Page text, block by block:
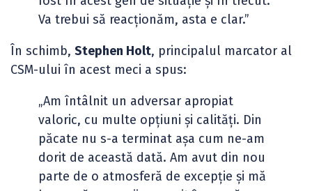
Va trebui să reacționăm, asta e clar.”
În schimb, Stephen Holt, principalul marcator al
CSM-ului în acest meci a spus:
„Am întâlnit un adversar apropiat
valoric, cu multe opțiuni și calități. Din
păcate nu s-a terminat așa cum ne-am
dorit de această dată. Am avut din nou
parte de o atmosferă de excepție și mă